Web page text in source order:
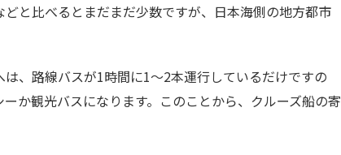
と比べるとまだまだ少数ですが、日本海側の地方都市
、路線バスが1時間に1～2本運行しているだけですの
か観光バスになります。このことから、クルーズ船の寄